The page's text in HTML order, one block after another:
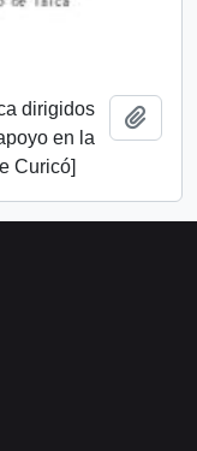
dirigidos
en la
Curicó]